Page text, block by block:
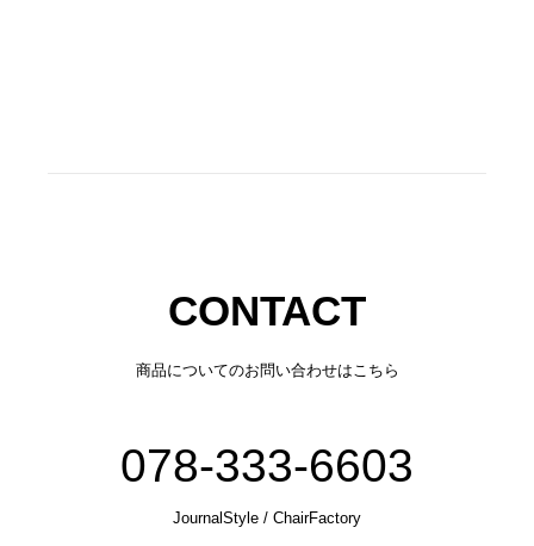
CONTACT
商品についてのお問い合わせはこちら
078-333-6603
JournalStyle / ChairFactory